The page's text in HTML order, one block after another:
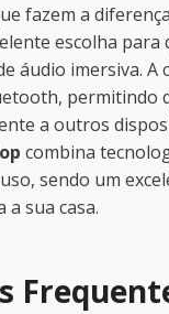
fazem a
escolha para
áudio imersiva. A
permitindo
a outros
combina
sendo um
sua casa.